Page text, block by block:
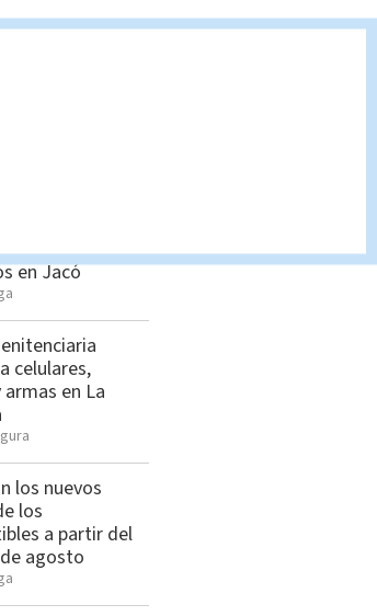
los detenidos
son
en Jacó
celulares,
en La
los nuevos
los
a partir del
agosto